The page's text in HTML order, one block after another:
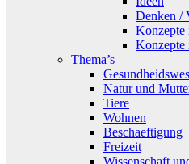
Denken /
Konzepte
Thema’s
Natur und
Tiere
Wohnen
Beschaeftigung
Freizeit
Wissenschaft